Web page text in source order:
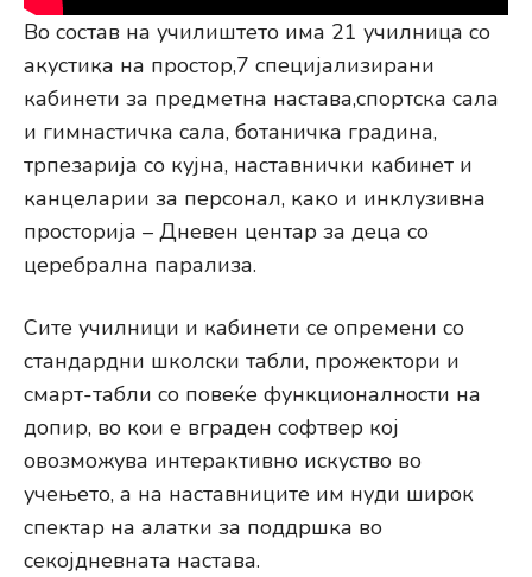
Во состав на училиштето има 21 училница со
акустика на простор,7 специјализирани
кабинети за предметна настава,спортска сала
и гимнастичка сала, ботаничка градина,
трпезарија со кујна, наставнички кабинет и
канцеларии за персонал, како и инклузивна
просторија – Дневен центар за деца со
церебрална парализа.
Сите училници и кабинети се опремени со
стандардни школски табли, прожектори и
смарт-табли со повеќе функционалности на
допир, во кои е вграден софтвер кој
овозможува интерактивно искуство во
учењето, а на наставниците им нуди широк
спектар на алатки за поддршка во
секојдневната настава.